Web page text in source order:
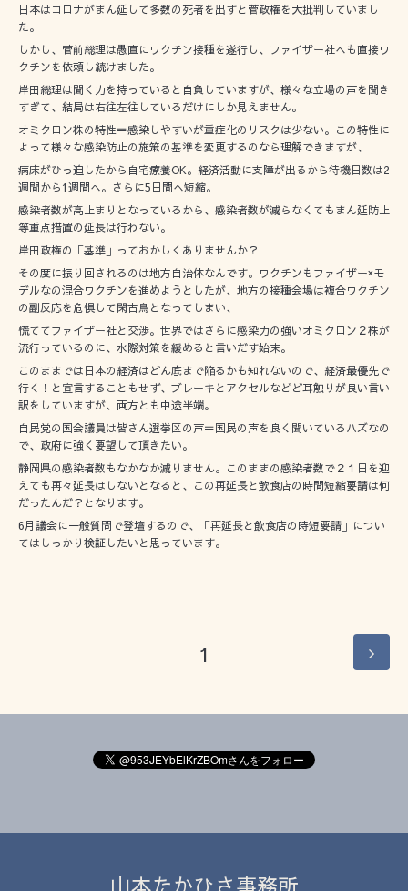
日本はコロナがまん延して多数の死者を出すと菅政権を大批判していまし
た。
しかし、菅前総理は愚直にワクチン接種を遂行し、ファイザー社へも直接ワ
クチンを依頼し続けました。
岸田総理は聞く力を持っていると自負していますが、様々な立場の声を聞き
すぎて、結局は右往左往しているだけにしか見えません。
オミクロン株の特性＝感染しやすいが重症化のリスクは少ない。この特性に
よって様々な感染防止の施策の基準を変更するのなら理解できますが、
病床がひっ迫したから自宅療養OK。経済活動に支障が出るから待機日数は2
週間から1週間へ。さらに5日間へ短縮。
感染者数が高止まりとなっているから、感染者数が減らなくてもまん延防止
等重点措置の延長は行わない。
岸田政権の「基準」っておかしくありませんか？
その度に振り回されるのは地方自治体なんです。ワクチンもファイザー×モ
デルなの混合ワクチンを進めようとしたが、地方の接種会場は複合ワクチン
の副反応を危惧して閑古鳥となってしまい、
慌ててファイザー社と交渉。世界ではさらに感染力の強いオミクロン２株が
流行っているのに、水際対策を緩めると言いだす始末。
このままでは日本の経済はどん底まで陥るかも知れないので、経済最優先で
行く！と宣言することもせず、ブレーキとアクセルなどど耳触りが良い言い
訳をしていますが、両方とも中途半端。
自民党の国会議員は皆さん選挙区の声＝国民の声を良く聞いているハズなの
で、政府に強く要望して頂きたい。
静岡県の感染者数もなかなか減りません。このままの感染者数で２１日を迎
えても再々延長はしないとなると、この再延長と飲食店の時間短縮要請は何
だったんだ？となります。
6月議会に一般質問で登壇するので、「再延長と飲食店の時短要請」につい
てはしっかり検証したいと思っています。
1
山本たかひさ事務所